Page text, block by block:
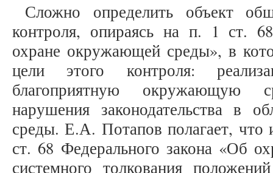
Сложно определить объект
контроля, опираясь на п. 1 ст.
охране окружающей среды», в
цели этого контроля:
благоприятную окружающую
нарушения законодательства в
среды. Е.А. Потапов полагает, что
ст. 68 Федерального закона «Об
системного толкования